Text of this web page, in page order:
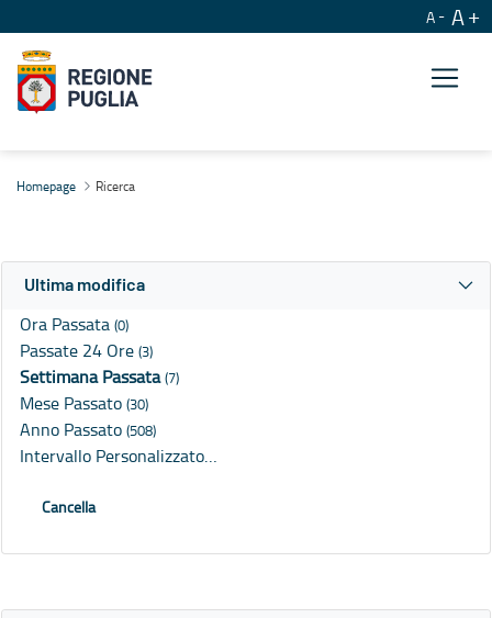
A A
Homepage Ricerca
Ultima modifica
Ora Passata (0)
Passate 24 Ore (3)
Settimana Passata(7)
Mese Passato (30)
Anno Passato (508)
Intervallo Personalizzato…
Cancella